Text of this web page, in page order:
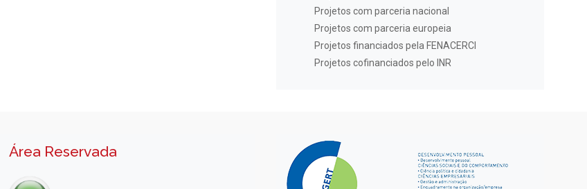
Projetos com parceria nacional
Projetos com parceria europeia
Projetos financiados pela FENACERCI
Projetos cofinanciados pelo INR
Área Reservada